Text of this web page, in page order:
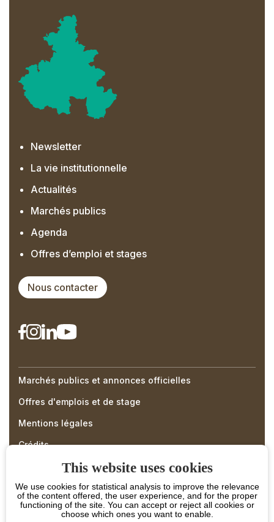
Newsletter
La vie institutionnelle
Actualités
Marchés publics
Agenda
Offres d’emploi et stages
Nous contacter
Right
Menu
Footer
Marchés publics et annonces officielles
Offres d'emplois et de stage
Mentions légales
Crédits
This website uses cookies
We use cookies for statistical analysis to improve the relevance
of the content offered, the user experience, and for the proper
functioning of the site. You can accept or reject all cookies or
choose which ones you want to enable.